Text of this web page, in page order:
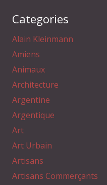
Categories
Alain Kleinmann
Amiens
Animaux
Architecture
Argentine
Argentique
Art
Art Urbain
Artisans
Artisans Commerçants